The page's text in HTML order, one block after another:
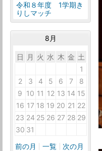
令和８年度 1学期き
りしマッチ
8月
日 月 火 水 木 金 土
1
2
3 4 5 6 7
8
9 10 11 12 13 14 15
16 17 18 19 20 21 22
23 24 25 26 27 28 29
30 31
前の月
一覧 次の月